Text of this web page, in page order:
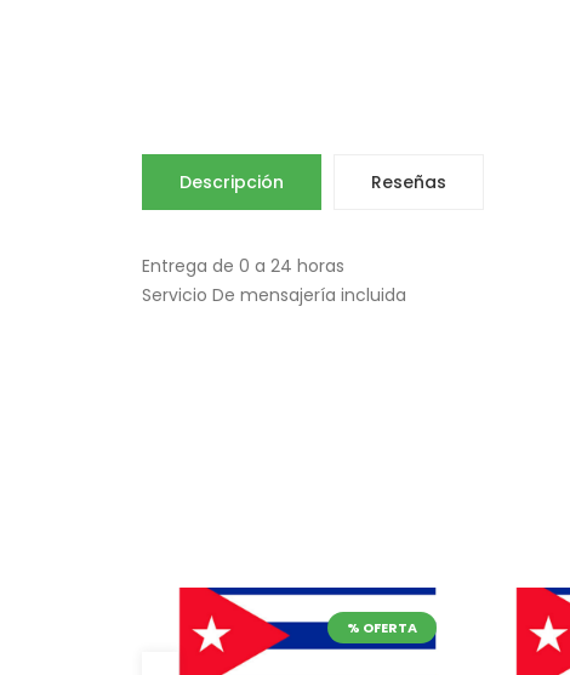
Descripción Reseñas
Entrega de 0 a 24 horas
Servicio De mensajería incluida
% OFERTA